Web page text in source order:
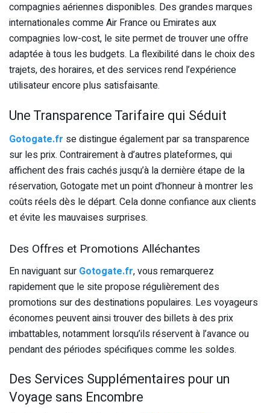
compagnies aériennes disponibles. Des grandes marques
internationales comme Air France ou Emirates aux
compagnies low-cost, le site permet de trouver une offre
adaptée à tous les budgets. La flexibilité dans le choix des
trajets, des horaires, et des services rend l’expérience
utilisateur encore plus satisfaisante.
Une Transparence Tarifaire qui Séduit
Gotogate.fr se distingue également par sa transparence
sur les prix. Contrairement à d’autres plateformes, qui
affichent des frais cachés jusqu’à la dernière étape de la
réservation, Gotogate met un point d’honneur à montrer les
coûts réels dès le départ. Cela donne confiance aux clients
et évite les mauvaises surprises.
Des Offres et Promotions Alléchantes
En naviguant sur Gotogate.fr, vous remarquerez
rapidement que le site propose régulièrement des
promotions sur des destinations populaires. Les voyageurs
économes peuvent ainsi trouver des billets à des prix
imbattables, notamment lorsqu’ils réservent à l’avance ou
pendant des périodes spécifiques comme les soldes.
Des Services Supplémentaires pour un
Voyage sans Encombre